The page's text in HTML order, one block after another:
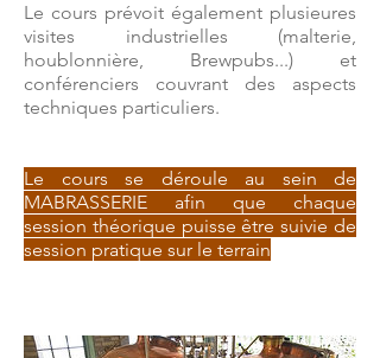
Le cours prévoit également plusieures
visites industrielles (malterie,
houblonnière, Brewpubs...) et
conférenciers couvrant des aspects
techniques particuliers.
Le cours se déroule au sein de
MABRASSERIE afin que chaque
session théorique puisse être suivie de
session pratique sur le terrain